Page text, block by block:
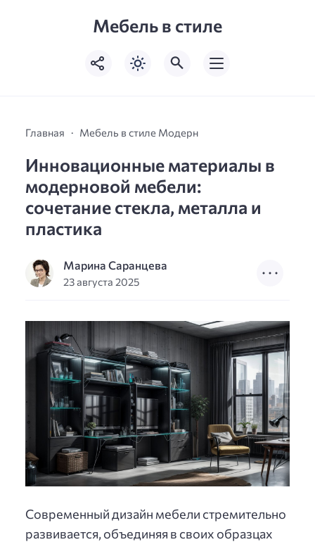
Мебель в стиле
Главная Мебель в стиле Модерн
Инновационные материалы в
модерновой мебели:
сочетание стекла, металла и
пластика
Марина Саранцева
23 августа 2025
Современный дизайн мебели стремительно
развивается, объединяя в своих образцах